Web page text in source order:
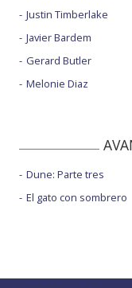
Justin Timberlake
Javier Bardem
Gerard Butler
Melonie Diaz
Dune: Parte tres
El gato con sombrero